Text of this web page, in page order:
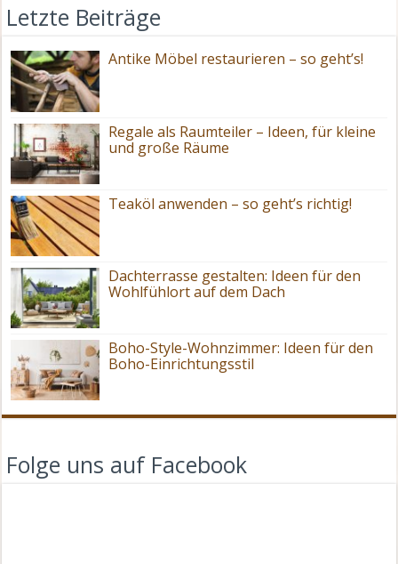
Letzte Beiträge
Antike Möbel restaurieren – so geht’s!
Regale als Raumteiler – Ideen, für kleine
und große Räume
Teaköl anwenden – so geht’s richtig!
Dachterrasse gestalten: Ideen für den
Wohlfühlort auf dem Dach
Boho-Style-Wohnzimmer: Ideen für den
Boho-Einrichtungsstil
Folge uns auf Facebook